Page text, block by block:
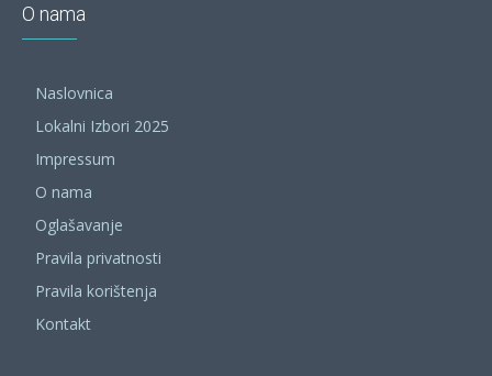
O nama
Naslovnica
Lokalni Izbori 2025
Impressum
O nama
Oglašavanje
Pravila privatnosti
Pravila korištenja
Kontakt